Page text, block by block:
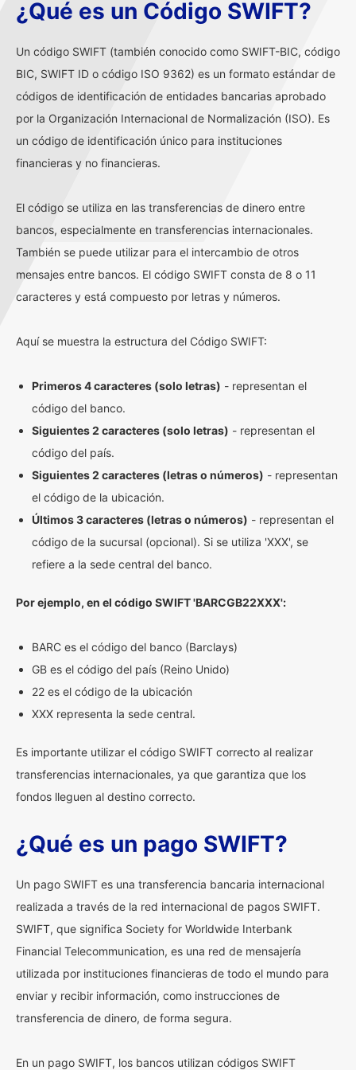
¿Qué es un Código SWIFT?
Un código SWIFT (también conocido como SWIFT-BIC, código
BIC, SWIFT ID o código ISO 9362) es un formato estándar de
códigos de identificación de entidades bancarias aprobado
por la Organización Internacional de Normalización (ISO). Es
un código de identificación único para instituciones
financieras y no financieras.
El código se utiliza en las transferencias de dinero entre
bancos, especialmente en transferencias internacionales.
También se puede utilizar para el intercambio de otros
mensajes entre bancos. El código SWIFT consta de 8 o 11
caracteres y está compuesto por letras y números.
Aquí se muestra la estructura del Código SWIFT:
Primeros 4 caracteres (solo letras) - representan el
código del banco.
Siguientes 2 caracteres (solo letras) - representan el
código del país.
Siguientes 2 caracteres (letras o números) - representan
el código de la ubicación.
Últimos 3 caracteres (letras o números) - representan el
código de la sucursal (opcional). Si se utiliza 'XXX', se
refiere a la sede central del banco.
Por ejemplo, en el código SWIFT 'BARCGB22XXX':
BARC es el código del banco (Barclays)
GB es el código del país (Reino Unido)
22 es el código de la ubicación
XXX representa la sede central.
Es importante utilizar el código SWIFT correcto al realizar
transferencias internacionales, ya que garantiza que los
fondos lleguen al destino correcto.
¿Qué es un pago SWIFT?
Un pago SWIFT es una transferencia bancaria internacional
realizada a través de la red internacional de pagos SWIFT.
SWIFT, que significa Society for Worldwide Interbank
Financial Telecommunication, es una red de mensajería
utilizada por instituciones financieras de todo el mundo para
enviar y recibir información, como instrucciones de
transferencia de dinero, de forma segura.
En un pago SWIFT, los bancos utilizan códigos SWIFT